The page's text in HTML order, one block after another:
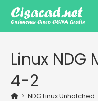
contenido
Linux NDG
4-2
> NDG Linux Unhatched